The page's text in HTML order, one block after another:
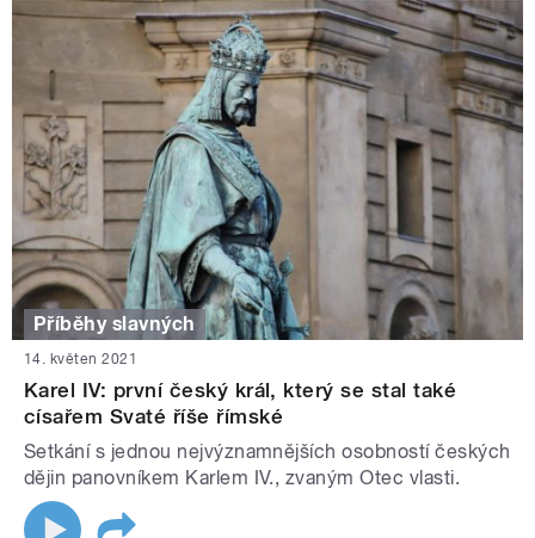
Příběhy slavných
14. květen 2021
Karel IV: první český král, který se stal také
císařem Svaté říše římské
Setkání s jednou nejvýznamnějších osobností českých
dějin panovníkem Karlem IV., zvaným Otec vlasti.